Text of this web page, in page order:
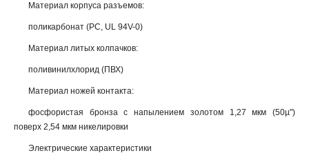
Материал корпуса разъемов:
поликарбонат (PC, UL 94V-0)
Материал литых колпачков:
поливинилхлорид (ПВХ)
Материал ножей контакта:
фосфористая бронза с напылением золотом 1,27 мкм (50µ")
поверх 2,54 мкм никелировки
Электрические характеристики